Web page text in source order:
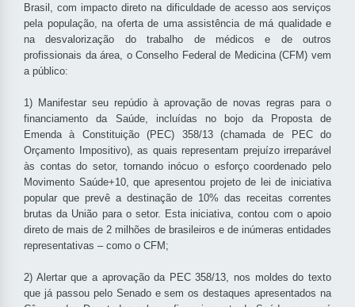
Brasil, com impacto direto na dificuldade de acesso aos serviços
pela população, na oferta de uma assistência de má qualidade e
na desvalorização do trabalho de médicos e de outros
profissionais da área, o Conselho Federal de Medicina (CFM) vem
a público:
1) Manifestar seu repúdio à aprovação de novas regras para o
financiamento da Saúde, incluídas no bojo da Proposta de
Emenda à Constituição (PEC) 358/13 (chamada de PEC do
Orçamento Impositivo), as quais representam prejuízo irreparável
às contas do setor, tornando inócuo o esforço coordenado pelo
Movimento Saúde+10, que apresentou projeto de lei de iniciativa
popular que prevê a destinação de 10% das receitas correntes
brutas da União para o setor. Esta iniciativa, contou com o apoio
direto de mais de 2 milhões de brasileiros e de inúmeras entidades
representativas – como o CFM;
2) Alertar que a aprovação da PEC 358/13, nos moldes do texto
que já passou pelo Senado e sem os destaques apresentados na